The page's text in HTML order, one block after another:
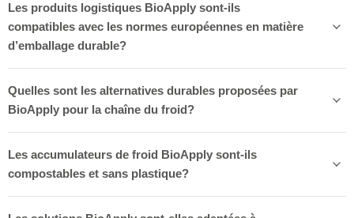
Les produits logistiques BioApply sont-ils
compatibles avec les normes européennes en matière
d’emballage durable?
Quelles sont les alternatives durables proposées par
BioApply pour la chaîne du froid?
Les accumulateurs de froid BioApply sont-ils
compostables et sans plastique?